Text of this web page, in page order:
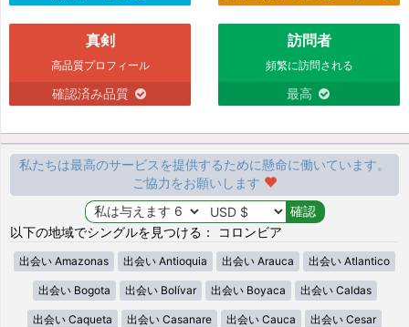
真剣
高品質プロフィール
確認済み品質
訪問者
頻繁に訪問される
最高
私たちは最高のサービスを提供するために懸命に働いています。
ご協力をお願いします
以下の地域でシングルを見つける： コロンビア
出会い Amazonas 出会い Antioquia 出会い Arauca 出会い Atlantico
出会い Bogota 出会い Bolívar 出会い Boyaca 出会い Caldas
出会い Caqueta 出会い Casanare 出会い Cauca 出会い Cesar